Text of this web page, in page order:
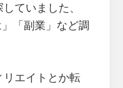
ていました、
「副業」など調
リエイトとか転